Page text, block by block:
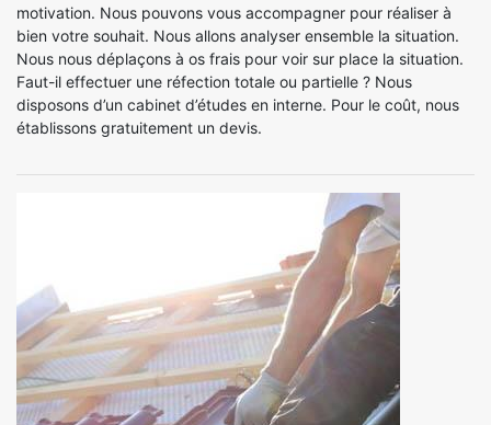
motivation. Nous pouvons vous accompagner pour réaliser à
bien votre souhait. Nous allons analyser ensemble la situation.
Nous nous déplaçons à os frais pour voir sur place la situation.
Faut-il effectuer une réfection totale ou partielle ? Nous
disposons d’un cabinet d’études en interne. Pour le coût, nous
établissons gratuitement un devis.